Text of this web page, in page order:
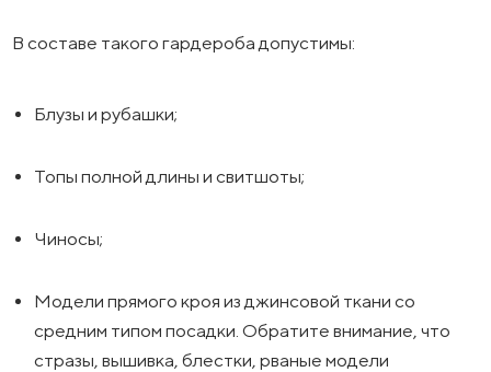
В составе такого гардероба допустимы:
Блузы и рубашки;
Топы полной длины и свитшоты;
Чиносы;
Модели прямого кроя из джинсовой ткани со
средним типом посадки. Обратите внимание, что
стразы, вышивка, блестки, рваные модели